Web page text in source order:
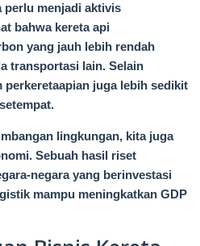
perlu menjadi aktivis
bahwa kereta api
yang jauh lebih rendah
transportasi lain. Selain
perkeretaapian juga lebih sedikit
lingkungan, kita juga
Sebuah hasil riset
negara yang berinvestasi
mampu meningkatkan GDP